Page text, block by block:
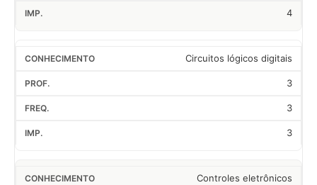
4
Circuitos lógicos digitais
3
3
3
Controles eletrônicos